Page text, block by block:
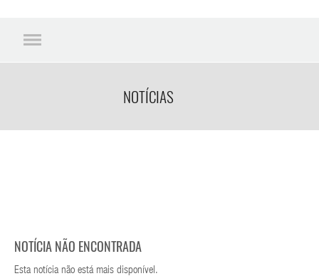
NOTÍCIAS
NOTÍCIA NÃO ENCONTRADA
Esta notícia não está mais disponível.